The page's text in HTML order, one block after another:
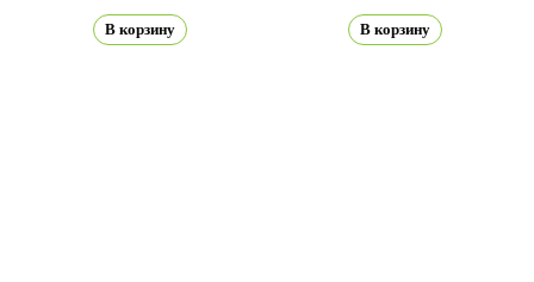
В корзину В корзину